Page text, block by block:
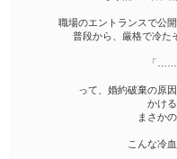
職場のエントランスで公
普段から、厳格で冷た
「……
って、婚約破棄の原
かけ
まさか
こんな冷